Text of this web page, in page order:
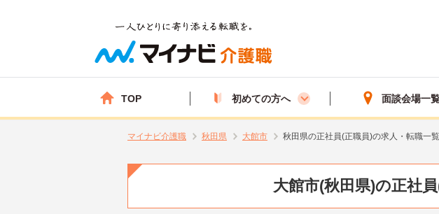
TOP 初めての方へ 面談会場一
マイナビ介護職 秋田県 大館市 秋田県の正社員(正職員)の求人・転職一覧
大館市(秋田県)の正社